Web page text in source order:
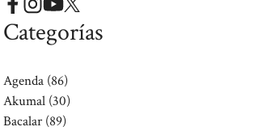
Categorías
Agenda (86)
Akumal (30)
Bacalar (89)